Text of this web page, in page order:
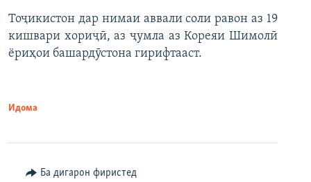
Тоҷикистон дар нимаи аввали соли равон аз 19
кишвари хориҷӣ, аз ҷумла аз Кореяи Шимолӣ
ёриҳои башардӯстона гирифтааст.
Идома
Ба дигарон фиристед